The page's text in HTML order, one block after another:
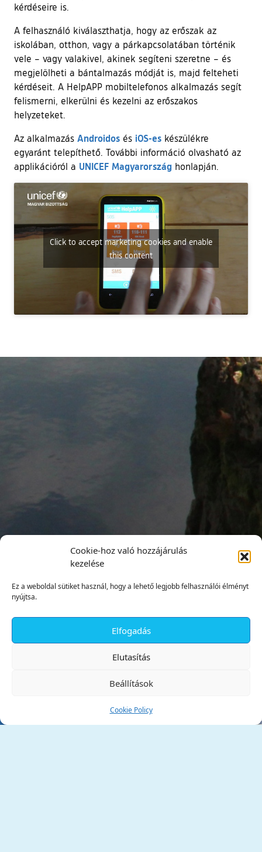
Cookie-hoz való hozzájárulás
kezelése
Ez a weboldal sütiket használ, hogy a lehető legjobb felhasználói élményt
nyújtsa.
Elfogadás
Elutasítás
Beállítások
Cookie Policy
kérdéseire is.
A felhasználó kiválaszthatja, hogy az erőszak az
iskolában, otthon, vagy a párkapcsolatában történik
vele – vagy valakivel, akinek segíteni szeretne – és
megjelölheti a bántalmazás módját is, majd felteheti
kérdéseit. A HelpAPP mobiltelefonos alkalmazás segít
felismerni, elkerülni és kezelni az erőszakos
helyzeteket.
Az alkalmazás Androidos(külső hivatkozás)
és iOS-es(külső hivatkozás)
készülékre
egyaránt telepíthető. További információ olvasható az
applikációról a UNICEF Magyarország (külső hivatkozás)
honlapján.
Click to accept marketing cookies and enable
this content
Tata Város Önkormányzata
✕